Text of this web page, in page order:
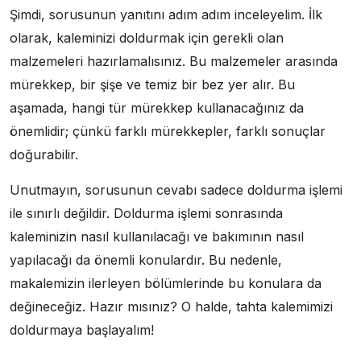
Şimdi, sorusunun yanıtını adım adım inceleyelim. İlk
olarak, kaleminizi doldurmak için gerekli olan
malzemeleri hazırlamalısınız. Bu malzemeler arasında
mürekkep, bir şişe ve temiz bir bez yer alır. Bu
aşamada, hangi tür mürekkep kullanacağınız da
önemlidir; çünkü farklı mürekkepler, farklı sonuçlar
doğurabilir.
Unutmayın, sorusunun cevabı sadece doldurma işlemi
ile sınırlı değildir. Doldurma işlemi sonrasında
kaleminizin nasıl kullanılacağı ve bakımının nasıl
yapılacağı da önemli konulardır. Bu nedenle,
makalemizin ilerleyen bölümlerinde bu konulara da
değineceğiz. Hazır mısınız? O halde, tahta kalemimizi
doldurmaya başlayalım!